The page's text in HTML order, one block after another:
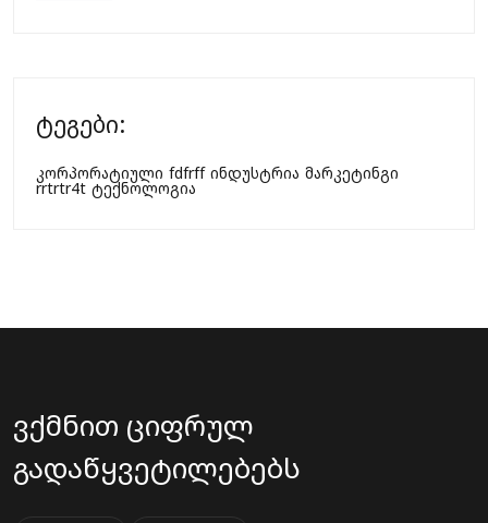
ტეგები:
კორპორატიული fdfrff ინდუსტრია მარკეტინგი
rrtrtr4t ტექნოლოგია
ვქმნით ციფრულ
გადაწყვეტილებებს